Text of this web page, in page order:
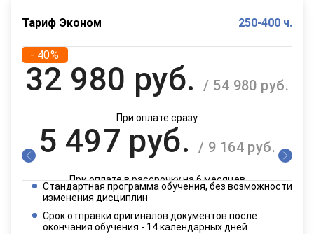
Тариф Эконом 250-400 ч.
- 40%
32 980 руб. / 54 980 руб.
При оплате сразу
5 497 руб. / 9 164 руб.
При оплате в рассрочку на 6 месяцев
2 749 руб.
Стандартная программа обучения, без возможности
изменения дисциплин
Срок отправки оригиналов документов после
окончания обучения - 14 календарных дней